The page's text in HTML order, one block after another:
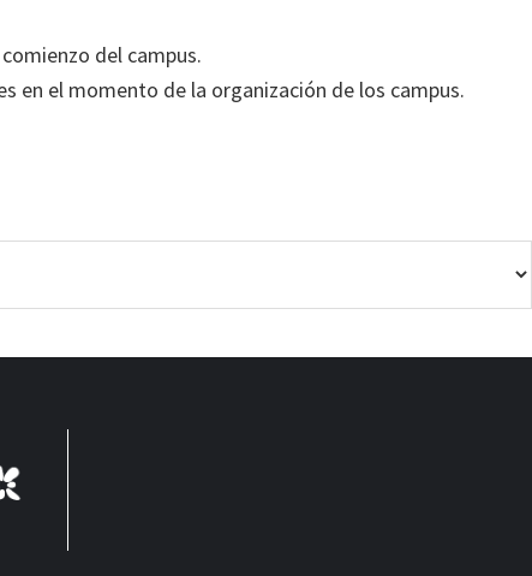
del campus.
en el momento de la organización de los campus.